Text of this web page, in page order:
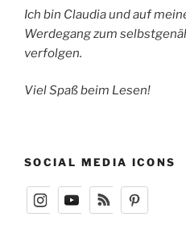
Ich bin Claudia und auf
Werdegang zum
verfolgen.
Viel Spaß beim Lesen!
SOCIAL MEDIA ICONS